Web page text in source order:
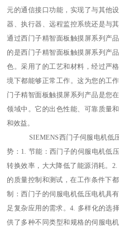
元的通信接口功能，实现了与其他
器、执行器、远程监控系统还是与
通过西门子精智面板触摸屏系列产
的是西门子精智面板触摸屏系列产
色。采用了的工艺和材料，经过严
境下都能够正常工作。这为您的工
门子精智面板触摸屏系列产品是您
领域中。它的出色性能、可靠质量
和效益。
SIEMENS西门子伺服电机低压
势：1. 节能：西门子的伺服电机低
转换效率，大大降低了能源消耗。
的质量控制和测试，在工作条件下
制：西门子的伺服电机低压电机具
足复杂应用的需求。4. 多样化的选
供了多种不同类型和规格的伺服电